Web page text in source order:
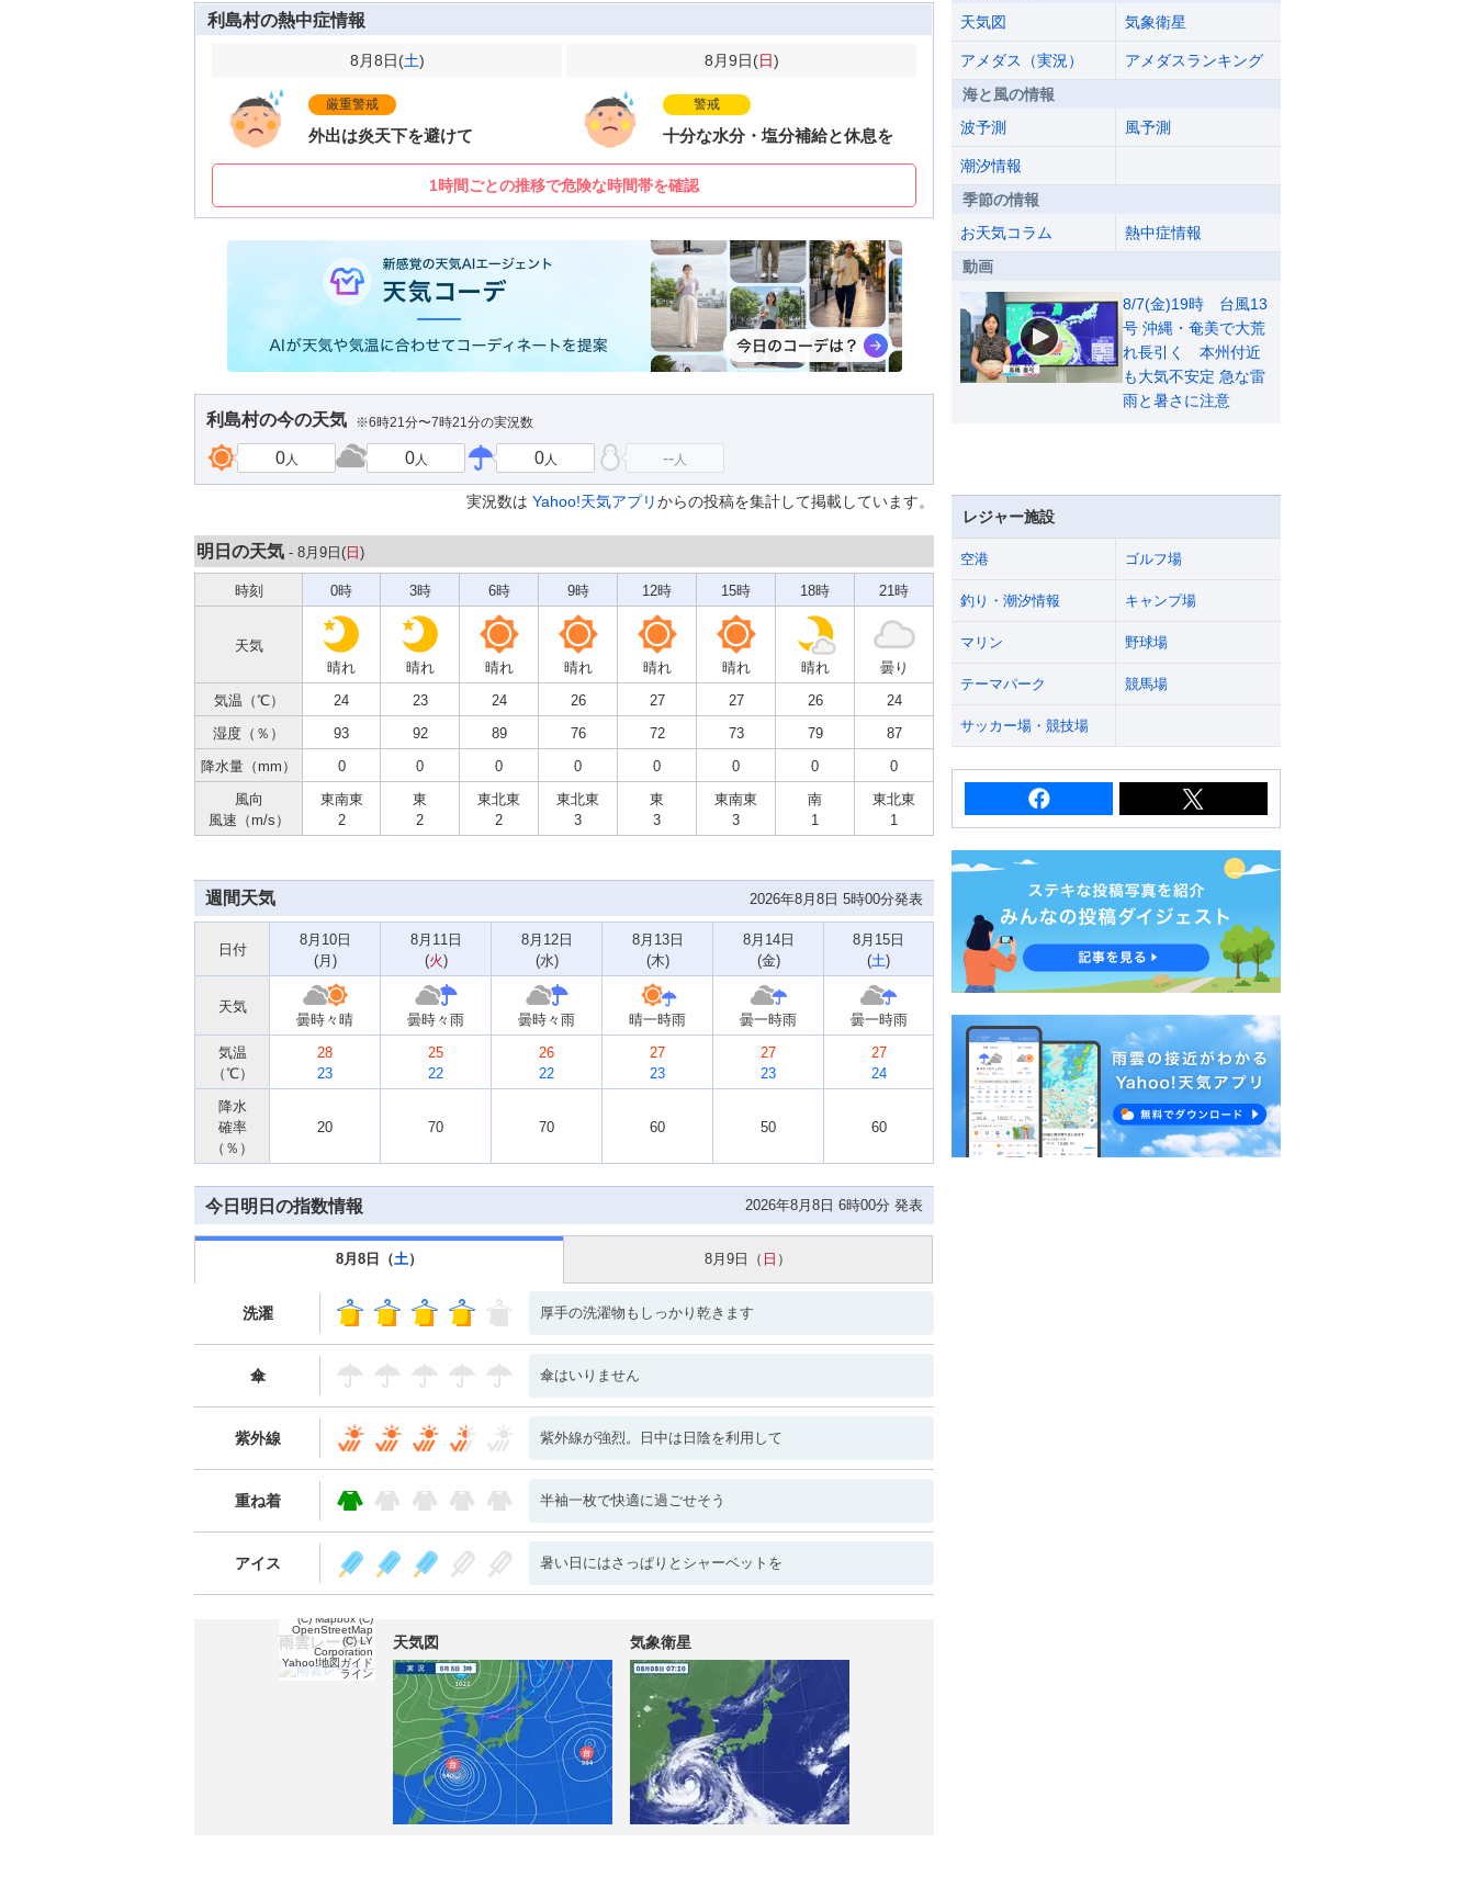
利島村の熱中症情報
8月8日(土)
厳重警戒
外出は炎天下を避けて
8月9日(日)
警戒
十分な水分・塩分補給と休息を
1時間ごとの推移で危険な時間帯を確認
利島村の今の天気 ※6時21分〜7時21分の実況数
0人 0人 0人 -- 人
実況数は Yahoo!天気アプリからの投稿を集計して掲載しています。
明日の天気 - 8月9日( 日 )
時刻 0時 3時 6時 9時 12時 15時 18時 21時
天気
晴れ
晴れ 晴れ 晴れ 晴れ 晴れ 晴れ
曇り
気温（℃）
24 23 24 26 27 27 26
24
湿度（％）
93 92 89 76 72 73 79
87
降水量（mm）
0 0 0 0 0 0 0
0
風向
風速（m/s）
東南東
2
東
2
東北東
2
東北東
3
東
3
東南東
3
南
1
東北東
1
週間天気 2026年8月8日 5時00分発表
日付
8月10日
(月 )
8月11日
(火)
8月12日
(水)
8月13日
(木)
8月14日
(金)
8月15日
(土)
天気
曇時々晴
曇時々雨 曇時々雨 晴一時雨 曇一時雨
曇一時雨
気温
（℃）
28
23
25
22
26
22
27
23
27
23
27
24
降水
確率
（％）
20 70 70 60 50 60
今日明日の指数情報 2026年8月8日 6時00分 発表
8月8日（土） 8月9日（ 日 ）
洗濯 厚手の洗濯物もしっかり乾きます
傘 傘はいりません
紫外線 紫外線が強烈。日中は日陰を利用して
重ね着 半袖一枚で快適に過ごせそう
アイス 暑い日にはさっぱりとシャーベットを
雨雲レーダー
(C) Mapbox (C)
OpenStreetMap
(C) LY
Corporation
Yahoo!地図ガイド
ライン
天気図 気象衛星
天気図
気象衛星
アメダス（実況）
アメダスランキング
海と風の情報
波予測
風予測
潮汐情報
季節の情報
お天気コラム
熱中症情報
動画
8/7(金)19時 台風13
号 沖縄・奄美で大荒
れ長引く 本州付近
も大気不安定 急な雷
雨と暑さに注意
レジャー施設
空港 ゴルフ場
釣り・潮汐情報 キャンプ場
マリン 野球場
テーマパーク 競馬場
サッカー場・競技場